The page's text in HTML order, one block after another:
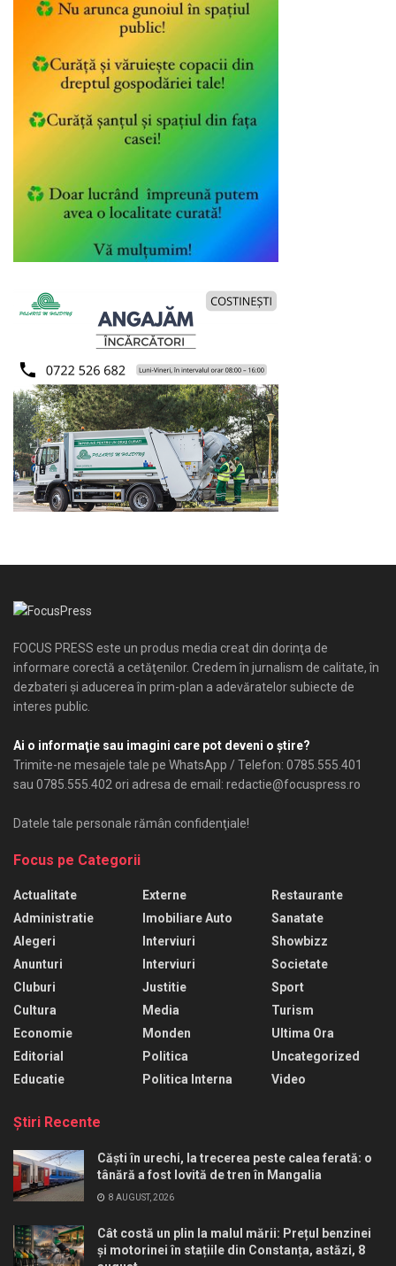
FOCUS PRESS este un produs media creat din dorinţa de
informare corectă a cetăţenilor. Credem în jurnalism de calitate, în
dezbateri şi aducerea în prim-plan a adevăratelor subiecte de
interes public.
Ai o informaţie sau imagini care pot deveni o ştire?
Trimite-ne mesajele tale pe WhatsApp / Telefon: 0785.555.401
sau 0785.555.402 ori adresa de email: redactie@focuspress.ro
Datele tale personale rămân confidenţiale!
Focus pe Categorii
Actualitate
Administratie
Alegeri
Anunturi
Cluburi
Cultura
Economie
Editorial
Educatie
Externe
Imobiliare Auto
Interviuri
Interviuri
Justitie
Media
Monden
Politica
Politica Interna
Restaurante
Sanatate
Showbizz
Societate
Sport
Turism
Ultima Ora
Uncategorized
Video
Ştiri Recente
Căști în urechi, la trecerea peste calea ferată: o
tânără a fost lovită de tren în Mangalia
8 AUGUST, 2026
Cât costă un plin la malul mării: Prețul benzinei
și motorinei în stațiile din Constanța, astăzi, 8